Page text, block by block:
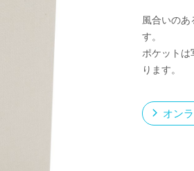
風合いの
す。
ポケットは
ります。
オン